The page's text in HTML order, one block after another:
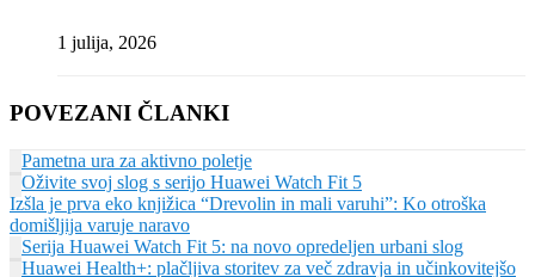
1 julija, 2026
POVEZANI ČLANKI
Pametna ura za aktivno poletje
Oživite svoj slog s serijo Huawei Watch Fit 5
Izšla je prva eko knjižica “Drevolin in mali varuhi”: Ko otroška
domišljija varuje naravo
Serija Huawei Watch Fit 5: na novo opredeljen urbani slog
Huawei Health+: plačljiva storitev za več zdravja in učinkovitejšo